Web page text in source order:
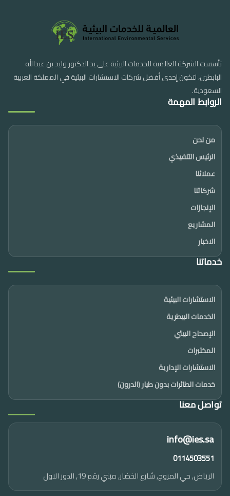
تأسست الشركة العالمية للخدمات البيئية على يد الدكتور وليد بن عبدالله
البابطين، لتكون إحدى أفضل شركات الاستشارات البيئية في المملكة العربية
السعودية.
الروابط المهمة
من نحن
الرئيس التنفيذي
عملائنا
شركاتنا
الإنجازات
المشاريع
الاخبار
خدماتنا
الاستشارات البيئية
الخدمات البيطرية
الإصحاح البيئي
المختبرات
الاستشارات الإدارية
خدمات الطائرات بدون طيار (الدرون)
تواصل معنا
info@ies.sa
0114503551
الرياض, حي المروج, شارع الخضار, مبني رقم 19, الدور الاول